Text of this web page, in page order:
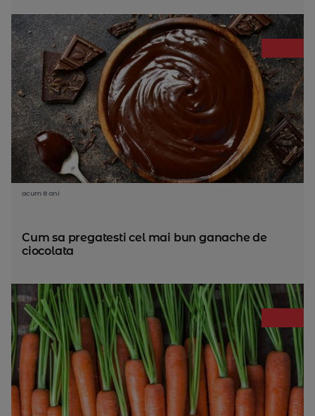
acum 8 ani
Cum sa pregatesti cel mai bun ganache de
ciocolata